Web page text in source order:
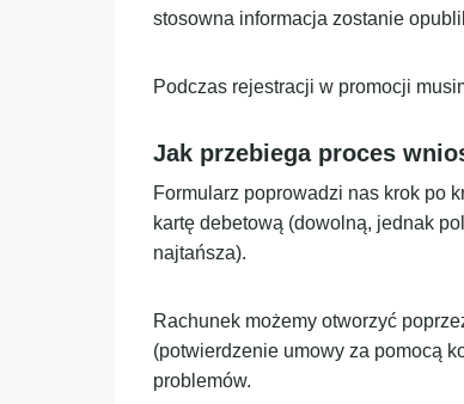
stosowna informacja zostanie
Podczas rejestracji w promocji
Jak przebiega proces
Formularz poprowadzi nas krok po
kartę debetową (dowolną, jednak
najtańsza).
Rachunek możemy otworzyć
(potwierdzenie umowy za pomocą
problemów.